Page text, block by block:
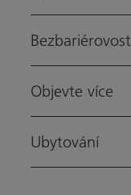
Bezbariérovost
Objevte více
Ubytování